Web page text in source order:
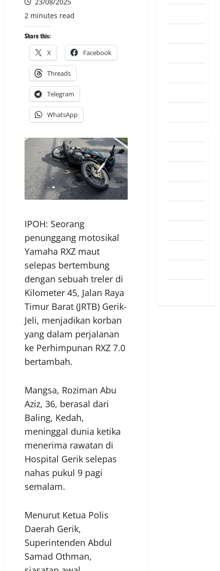
2 minutes read
Share this:
X Facebook
Threads
Telegram
WhatsApp
IPOH: Seorang
penunggang motosikal
Yamaha RXZ maut
selepas bertembung
dengan sebuah treler di
Kilometer 45, Jalan Raya
Timur Barat (JRTB) Gerik-
Jeli, menjadikan korban
yang dalam perjalanan
ke Perhimpunan RXZ 7.0
bertambah.
Mangsa, Roziman Abu
Aziz, 36, berasal dari
Baling, Kedah,
meninggal dunia ketika
menerima rawatan di
Hospital Gerik selepas
nahas pukul 9 pagi
semalam.
Menurut Ketua Polis
Daerah Gerik,
Superintenden Abdul
Samad Othman,